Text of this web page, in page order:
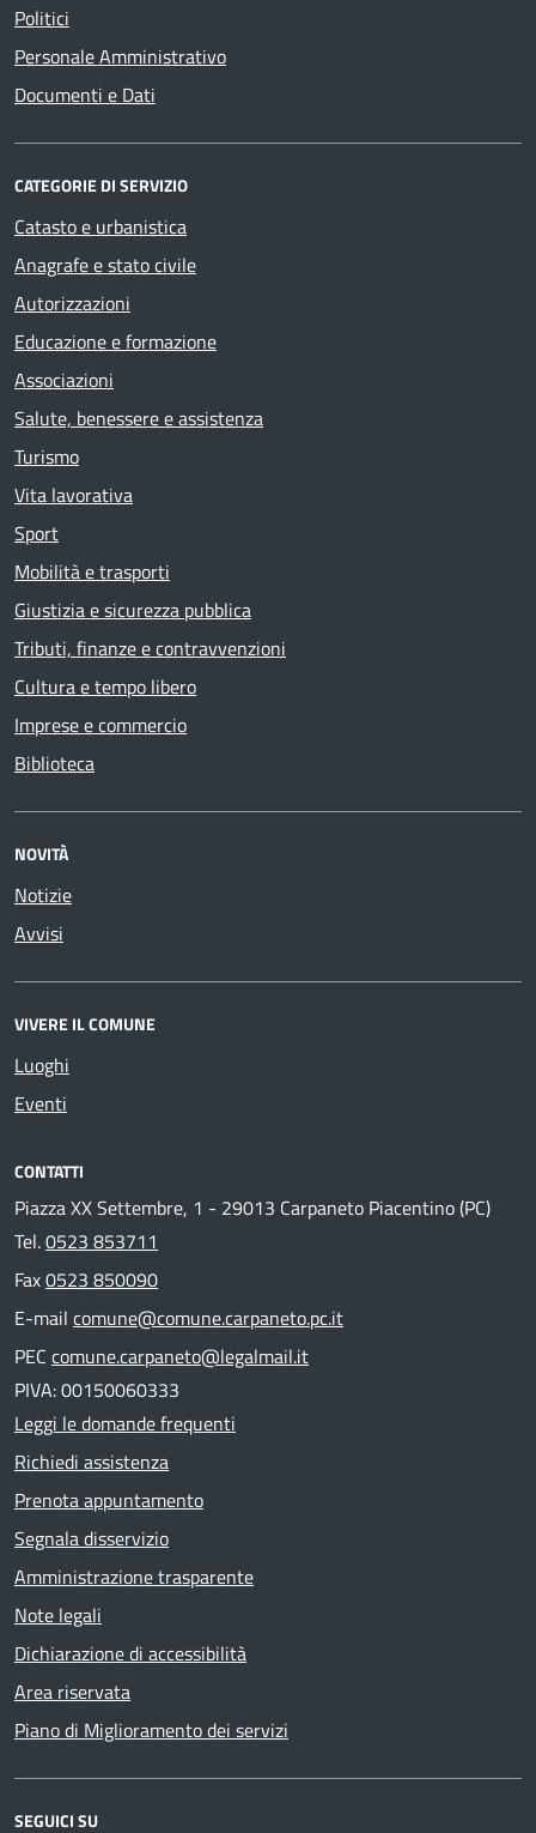
Politici
Personale Amministrativo
Documenti e Dati
CATEGORIE DI SERVIZIO
Catasto e urbanistica
Anagrafe e stato civile
Autorizzazioni
Educazione e formazione
Associazioni
Salute, benessere e assistenza
Turismo
Vita lavorativa
Sport
Mobilità e trasporti
Giustizia e sicurezza pubblica
Tributi, finanze e contravvenzioni
Cultura e tempo libero
Imprese e commercio
Biblioteca
NOVITÀ
Notizie
Avvisi
VIVERE IL COMUNE
Luoghi
Eventi
CONTATTI
Piazza XX Settembre, 1 - 29013 Carpaneto Piacentino (PC)
Tel.0523 853711
Fax0523 850090
E-mail comune@comune.carpaneto.pc.it
PEC comune.carpaneto@legalmail.it
PIVA: 00150060333
Leggi le domande frequenti
Richiedi assistenza
Prenota appuntamento
Segnala disservizio
Amministrazione trasparente
Note legali
Dichiarazione di accessibilità
Area riservata
Piano di Miglioramento dei servizi
SEGUICI SU